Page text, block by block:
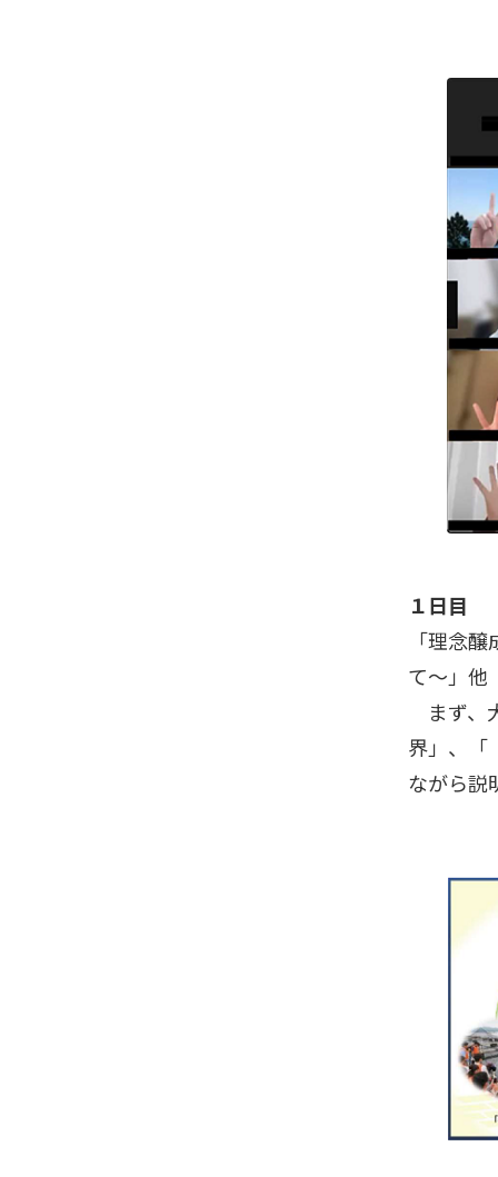
１日目
「理念
て～」他
まず、
界」、「
ながら説